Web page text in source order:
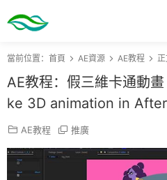
當前位置： 首頁 AE資源 AE教程
AE教程：假三維卡通動
ke 3D animation in
AE教程 推廣